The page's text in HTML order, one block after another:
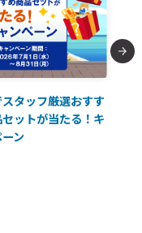
タッフ厳選おすす
ットが当たる！キ
ン